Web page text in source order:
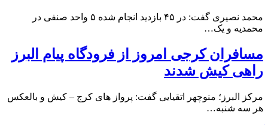
محمد نصیری گفت: در ۴۵ بازدید انجام شده ۵ واحد صنفی در
محمدیه و یک…
مسافران کرجی امروز از فرودگاه پیام البرز
راهی کیش شدند
مرکز البرز؛ منوچهر اتقیایی گفت: پرواز های کرج – کیش و بالعکس
هر سه شنبه…